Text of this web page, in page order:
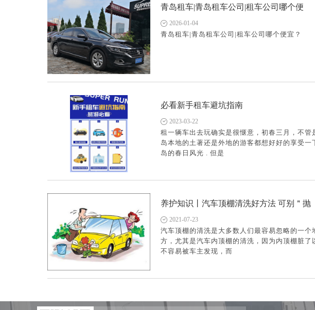
青岛租车|青岛租车公司|租车公司哪个便
2026-01-04
青岛租车|青岛租车公司|租车公司哪个便宜？
必看新手租车避坑指南
2023-03-22
租一辆车出去玩确实是很惬意，初春三月，不管
岛本地的土著还是外地的游客都想好好的享受一
岛的春日风光 . 但是
养护知识丨汽车顶棚清洗好方法 可别＂抛
2021-07-23
汽车顶棚的清洗是大多数人们最容易忽略的一个
方，尤其是汽车内顶棚的清洗，因为内顶棚脏了
不容易被车主发现，而